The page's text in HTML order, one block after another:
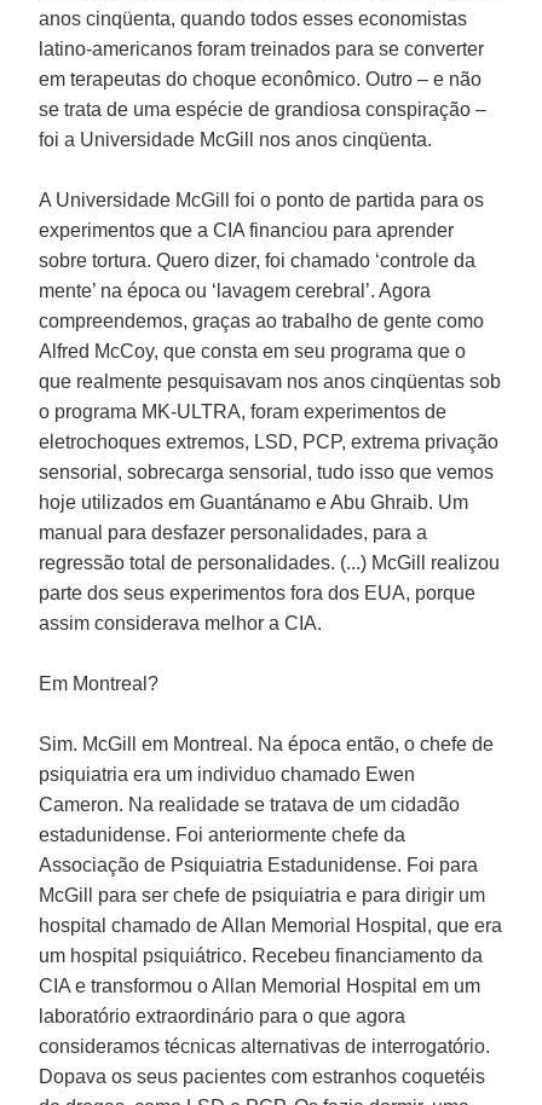
anos cinqüenta, quando todos esses economistas
latino-americanos foram treinados para se converter
em terapeutas do choque econômico. Outro – e não
se trata de uma espécie de grandiosa conspiração –
foi a Universidade McGill nos anos cinqüenta.
A Universidade McGill foi o ponto de partida para os
experimentos que a CIA financiou para aprender
sobre tortura. Quero dizer, foi chamado ‘controle da
mente’ na época ou ‘lavagem cerebral’. Agora
compreendemos, graças ao trabalho de gente como
Alfred McCoy, que consta em seu programa que o
que realmente pesquisavam nos anos cinqüentas sob
o programa MK-ULTRA, foram experimentos de
eletrochoques extremos, LSD, PCP, extrema privação
sensorial, sobrecarga sensorial, tudo isso que vemos
hoje utilizados em Guantánamo e Abu Ghraib. Um
manual para desfazer personalidades, para a
regressão total de personalidades. (...) McGill realizou
parte dos seus experimentos fora dos EUA, porque
assim considerava melhor a CIA.
Em Montreal?
Sim. McGill em Montreal. Na época então, o chefe de
psiquiatria era um individuo chamado Ewen
Cameron. Na realidade se tratava de um cidadão
estadunidense. Foi anteriormente chefe da
Associação de Psiquiatria Estadunidense. Foi para
McGill para ser chefe de psiquiatria e para dirigir um
hospital chamado de Allan Memorial Hospital, que era
um hospital psiquiátrico. Recebeu financiamento da
CIA e transformou o Allan Memorial Hospital em um
laboratório extraordinário para o que agora
consideramos técnicas alternativas de interrogatório.
Dopava os seus pacientes com estranhos coquetéis